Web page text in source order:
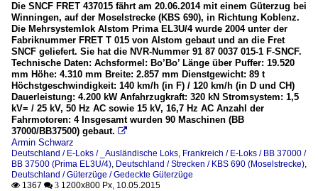
Die SNCF FRET 437015 fährt am 20.06.2014 mit einem Güterzug bei
Winningen, auf der Moselstrecke (KBS 690), in Richtung Koblenz.
Die Mehrsystemlok Alstom Prima EL3U/4 wurde 2004 unter der
Fabriknummer FRET T 015 von Alstom gebaut und an die Fret
SNCF geliefert. Sie hat die NVR-Nummer 91 87 0037 015-1 F-SNCF.
Technische Daten: Achsformel: Bo’Bo’ Länge über Puffer: 19.520
mm Höhe: 4.310 mm Breite: 2.857 mm Dienstgewicht: 89 t
Höchstgeschwindigkeit: 140 km/h (in F) / 120 km/h (in D und CH)
Dauerleistung: 4.200 kW Anfahrzugkraft: 320 kN Stromsystem: 1,5
kV= / 25 kV, 50 Hz AC sowie 15 kV, 16,7 Hz AC Anzahl der
Fahrmotoren: 4 Insgesamt wurden 90 Maschinen (BB
37000/BB37500) gebaut. 
Armin Schwarz
Deutschland / E-Loks / _Ausländische Loks, Frankreich / E-Loks / BB 37000 /
BB 37500 (Prima EL3U/4), Deutschland / Strecken / KBS 690 (Moselstrecke),
Deutschland / Güterzüge / Gedeckte Güterzüge
 1367  3 1200x800 Px, 10.05.2015